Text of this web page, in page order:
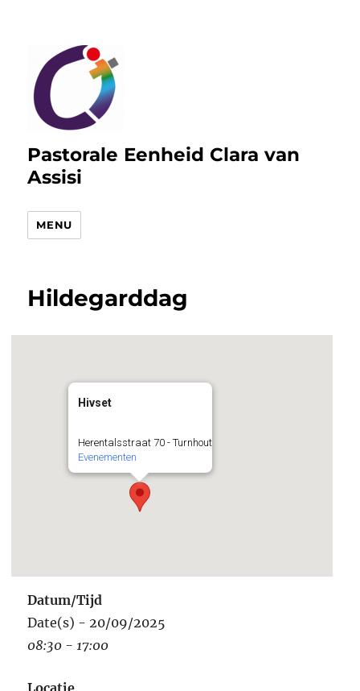
Pastorale Eenheid Clara van
Assisi
MENU
Hildegarddag
Hivset
Herentalsstraat 70 - Turnhout
Evenementen
Datum/Tijd
Date(s) - 20/09/2025
08:30 - 17:00
Locatie